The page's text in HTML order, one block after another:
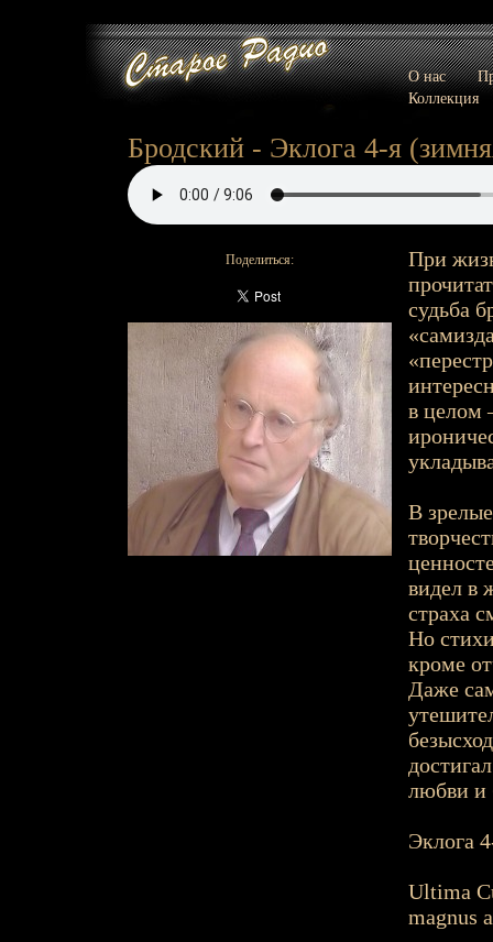
О нас
Коллекция
Бродский - Эклога 4-я
Поделиться:
При
судьба
в целом
В
видел в
страха
Но
кроме
Даже
любви и
Эклога
Ultima
magnus